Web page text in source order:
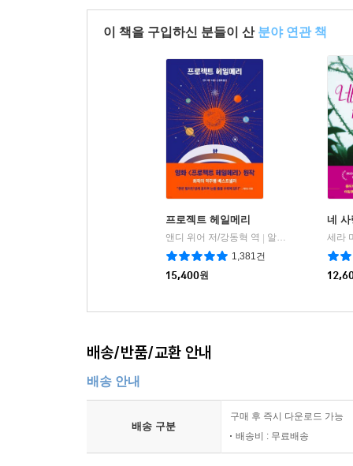
이 책을 구입하신 분들이 산 분야 연관 책
프로젝트 헤일메리
앤디 위어 저/강동혁 역 | 알에이치코리아(RHK)
1,381건
15,400원
네 사
배송/반품/교환 안내
배송 안내
배송 구분
구매 후 즉시 다운로드 가능
배송비 : 무료배송